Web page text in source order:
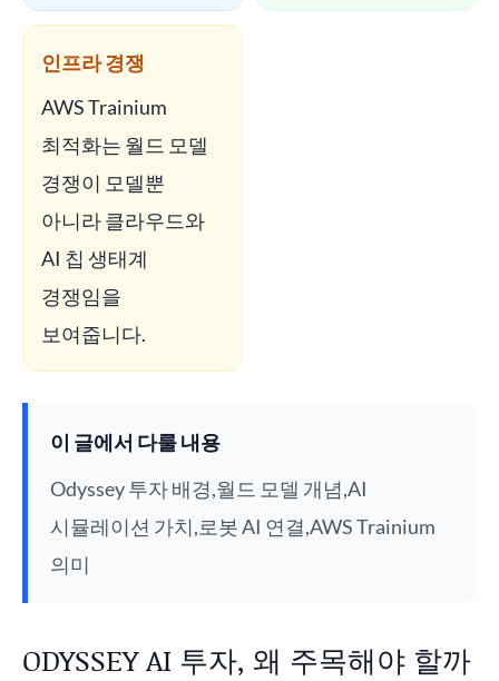
인프라 경쟁
AWS Trainium
최적화는 월드 모델
경쟁이 모델뿐
아니라 클라우드와
AI 칩 생태계
경쟁임을
보여줍니다.
이 글에서 다룰 내용
Odyssey 투자 배경,월드 모델 개념,AI
시뮬레이션 가치,로봇 AI 연결,AWS Trainium
의미
ODYSSEY AI 투자, 왜 주목해야 할까